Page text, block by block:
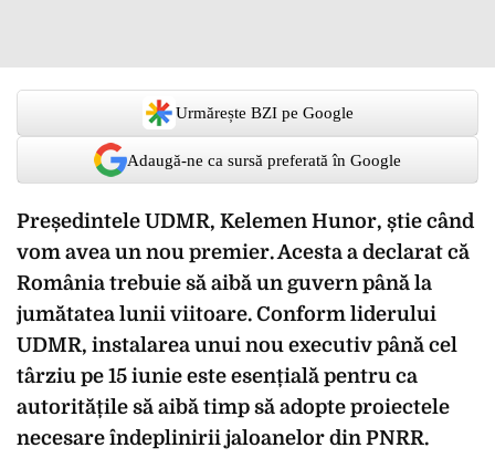
Urmărește BZI pe Google
Adaugă-ne ca sursă preferată în Google
Președintele UDMR, Kelemen Hunor, știe când
vom avea un nou premier. Acesta a declarat că
România trebuie să aibă un guvern până la
jumătatea lunii viitoare. Conform liderului
UDMR, instalarea unui nou executiv până cel
târziu pe 15 iunie este esențială pentru ca
autoritățile să aibă timp să adopte proiectele
necesare îndeplinirii jaloanelor din PNRR.